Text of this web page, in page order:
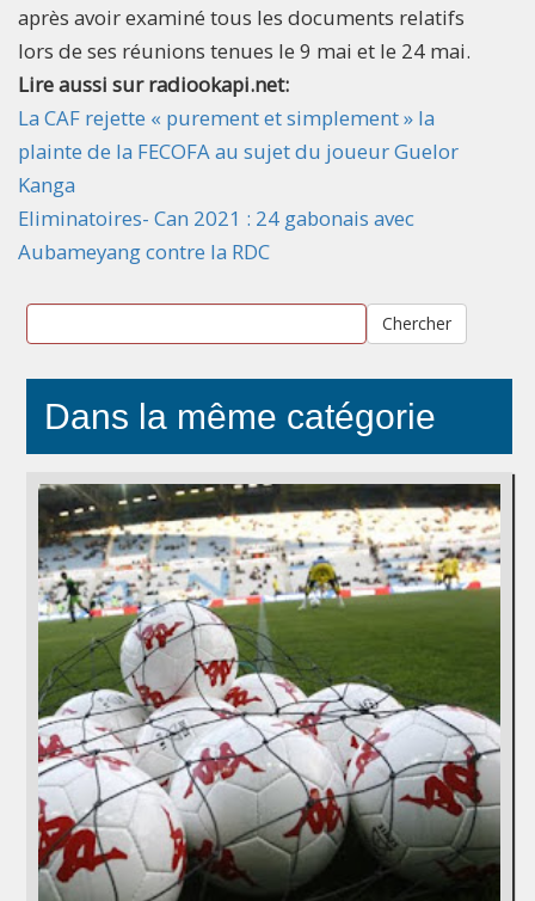
après avoir examiné tous les documents relatifs
lors de ses réunions tenues le 9 mai et le 24 mai.
Lire aussi sur radiookapi.net:
La CAF rejette « purement et simplement » la
plainte de la FECOFA au sujet du joueur Guelor
Kanga
Eliminatoires- Can 2021 : 24 gabonais avec
Aubameyang contre la RDC
Chercher
Dans la même catégorie